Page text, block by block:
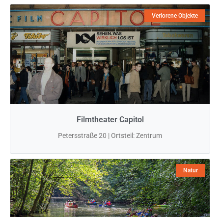
Verlorene Objekte
Filmtheater Capitol
Petersstraße 20 | Ortsteil: Zentrum
Natur